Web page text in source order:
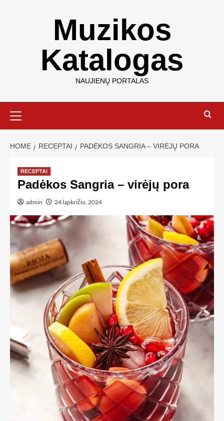
Muzikos
Katalogas
NAUJIENŲ PORTALAS
HOME RECEPTAI PADĖKOS SANGRIA – VIRĖJŲ PORA
RECEPTAI
Padėkos Sangria – virėjų pora
admin 24 lapkričio, 2024